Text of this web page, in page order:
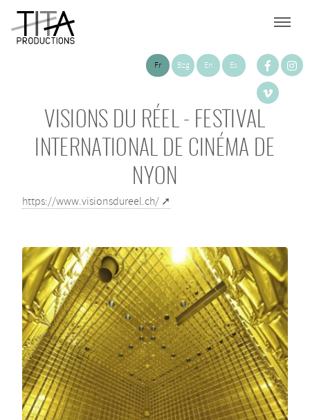
Fr Bzg En Es
VISIONS DU RÉEL - FESTIVAL
INTERNATIONAL DE CINÉMA DE
NYON
https://www.visionsdureel.ch/